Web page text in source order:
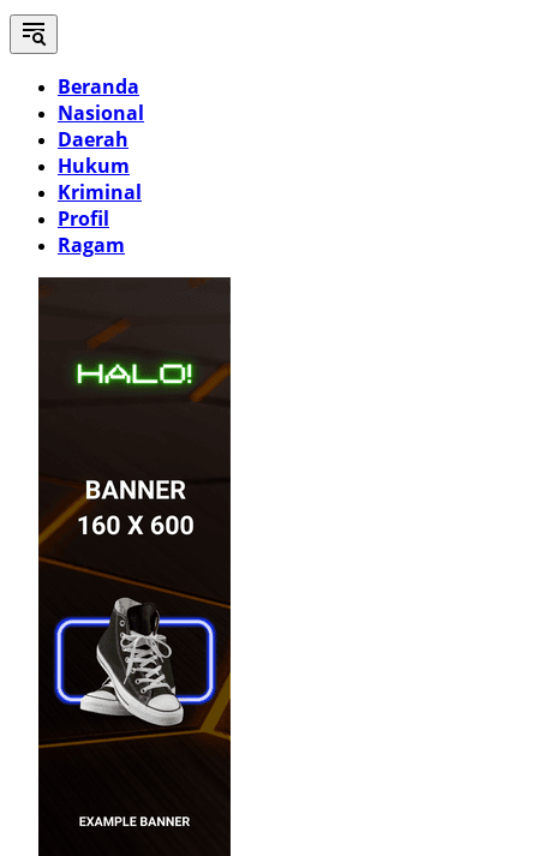
Beranda
Nasional
Daerah
Hukum
Kriminal
Profil
Ragam